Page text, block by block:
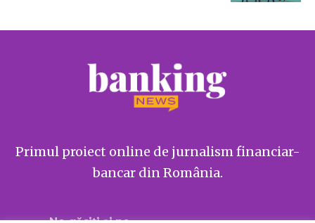
Primul proiect online de jurnalism financiar-
bancar din România.